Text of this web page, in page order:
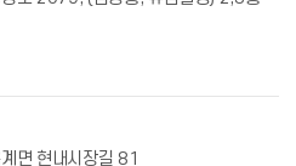
면 현내시장길 81